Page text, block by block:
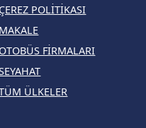
ÇEREZ POLITIKASI
MAKALE
OTOBÜS FIRMALARI
ÜLKELER